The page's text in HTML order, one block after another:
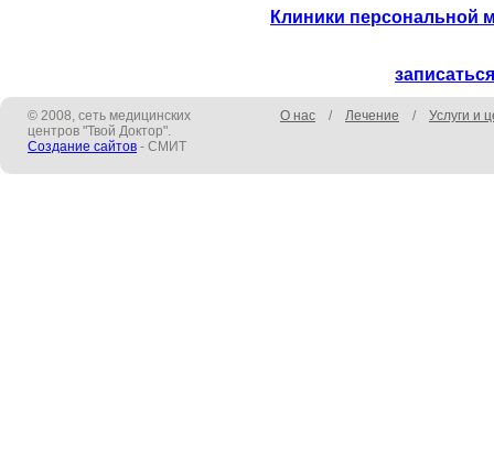
Клиники персональной
© 2008, сеть медицинских
центров "Твой Доктор".
Создание сайтов - СМИТ
О нас / Лечение / Услуги и